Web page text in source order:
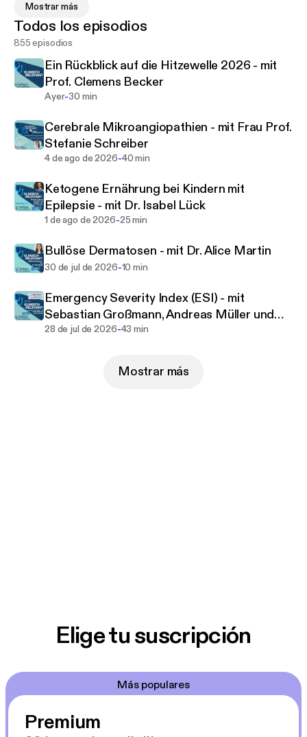
Damit wollen wir die interdisziplinäre und
interprofessionelle Zusammenarbeit in der Medizin
und damit die Qualität der Patient*innenversorgung
verbessern.
Du arbeitest in einem medizinischen Fachberuf
Dann bist Du hier genau richtig.
Mehr Informationen unter
e
Klinisch Relevant
Intelligence for healthcare professionals
Mostrar más
Todos los episodios
855 episodios
Ein Rückblick auf die Hitzewelle 2026 - mit
Prof. Clemens Becker
Ayer-30 min
Cerebrale Mikroangiopathien - mit Frau Prof.
Stefanie Schreiber
4 de ago de 2026-40 min
Ketogene Ernährung bei Kindern mit
Epilepsie - mit Dr. Isabel Lück
1 de ago de 2026-25 min
Bullöse Dermatosen - mit Dr. Alice Martin
30 de jul de 2026-10 min
Emergency Severity Index (ESI) - mit
Sebastian Großmann, Andreas Müller und
Sebastian Großmann
28 de jul de 2026-43 min
Mostrar más
Elige tu suscripción
Más populares
Premium